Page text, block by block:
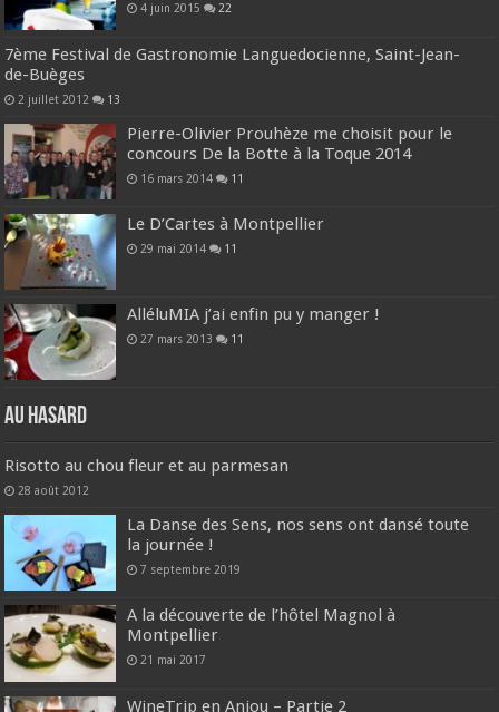
4 juin 2015 22
7ème Festival de Gastronomie Languedocienne, Saint-Jean-
de-Buèges
2 juillet 2012 13
Pierre-Olivier Prouhèze me choisit pour le
concours De la Botte à la Toque 2014
16 mars 2014 11
Le D’Cartes à Montpellier
29 mai 2014 11
AlléluMIA j’ai enfin pu y manger !
27 mars 2013 11
Au hasard
Risotto au chou fleur et au parmesan
28 août 2012
La Danse des Sens, nos sens ont dansé toute
la journée !
7 septembre 2019
A la découverte de l’hôtel Magnol à
Montpellier
21 mai 2017
WineTrip en Anjou – Partie 2